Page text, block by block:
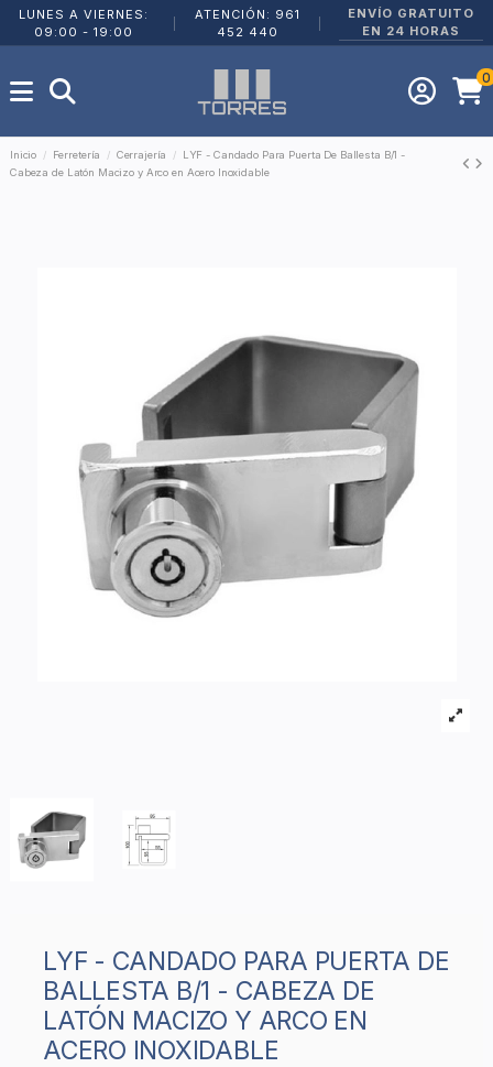
LUNES A VIERNES:
09:00 - 19:00
ATENCIÓN: 961
452 440
ENVÍO GRATUITO
EN 24 HORAS
0
Inicio Ferretería Cerrajería
LYF - Candado Para Puerta De Ballesta B/1 -
Cabeza de Latón Macizo y Arco en Acero Inoxidable
LYF - CANDADO PARA PUERTA DE
BALLESTA B/1 - CABEZA DE
LATÓN MACIZO Y ARCO EN
ACERO INOXIDABLE